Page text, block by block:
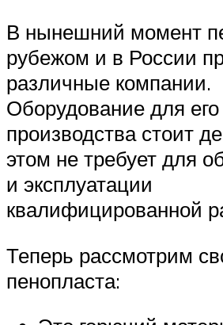
В нынешний момент
рубежом и в России
различные компании.
Оборудование для его
производства стоит
этом не требует для
и эксплуатации
квалифицированной
Теперь рассмотрим
пенопласта: